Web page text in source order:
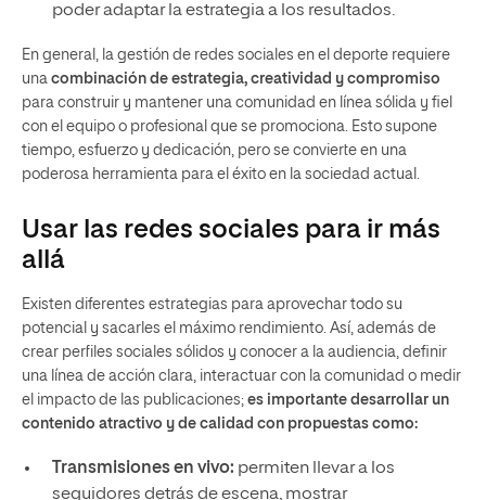
poder adaptar la estrategia a los resultados.
En general, la gestión de redes sociales en el deporte requiere
una combinación de estrategia, creatividad y compromiso
para construir y mantener una comunidad en línea sólida y fiel
con el equipo o profesional que se promociona. Esto supone
tiempo, esfuerzo y dedicación, pero se convierte en una
poderosa herramienta para el éxito en la sociedad actual.
Usar las redes sociales para ir más
allá
Existen diferentes estrategias para aprovechar todo su
potencial y sacarles el máximo rendimiento. Así, además de
crear perfiles sociales sólidos y conocer a la audiencia, definir
una línea de acción clara, interactuar con la comunidad o medir
el impacto de las publicaciones; es importante desarrollar un
contenido atractivo y de calidad con propuestas como:
Transmisiones en vivo: permiten llevar a los
seguidores detrás de escena, mostrar